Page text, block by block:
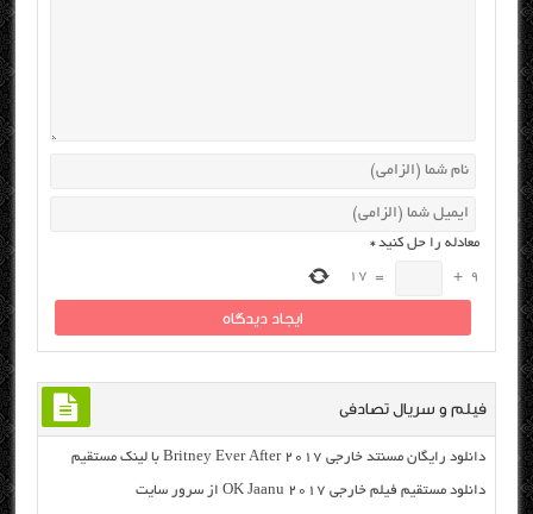
معادله را حل کنید*
9
+
=
17
فیلم و سریال تصادفی
دانلود رایگان مسنتد خارجی Britney Ever After 2017 با لینک مستقیم
دانلود مستقیم فیلم خارجی OK Jaanu 2017 از سرور سایت